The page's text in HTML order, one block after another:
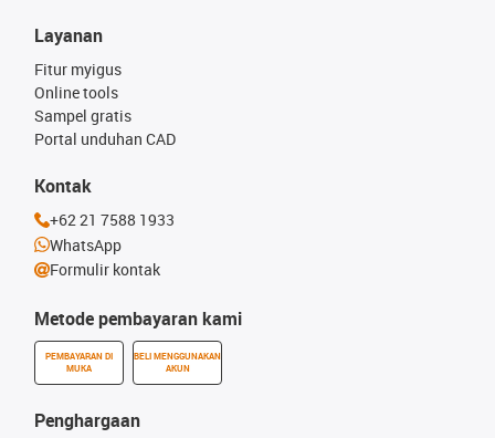
Metode pembayaran kami
PEMBAYARAN DI
MUKA
BELI MENGGUNAKAN
AKUN
Layanan
Fitur myigus
Online tools
Sampel gratis
Portal unduhan CAD
Penghargaan
Kontak
+62 21 7588 1933
WhatsApp
Formulir kontak